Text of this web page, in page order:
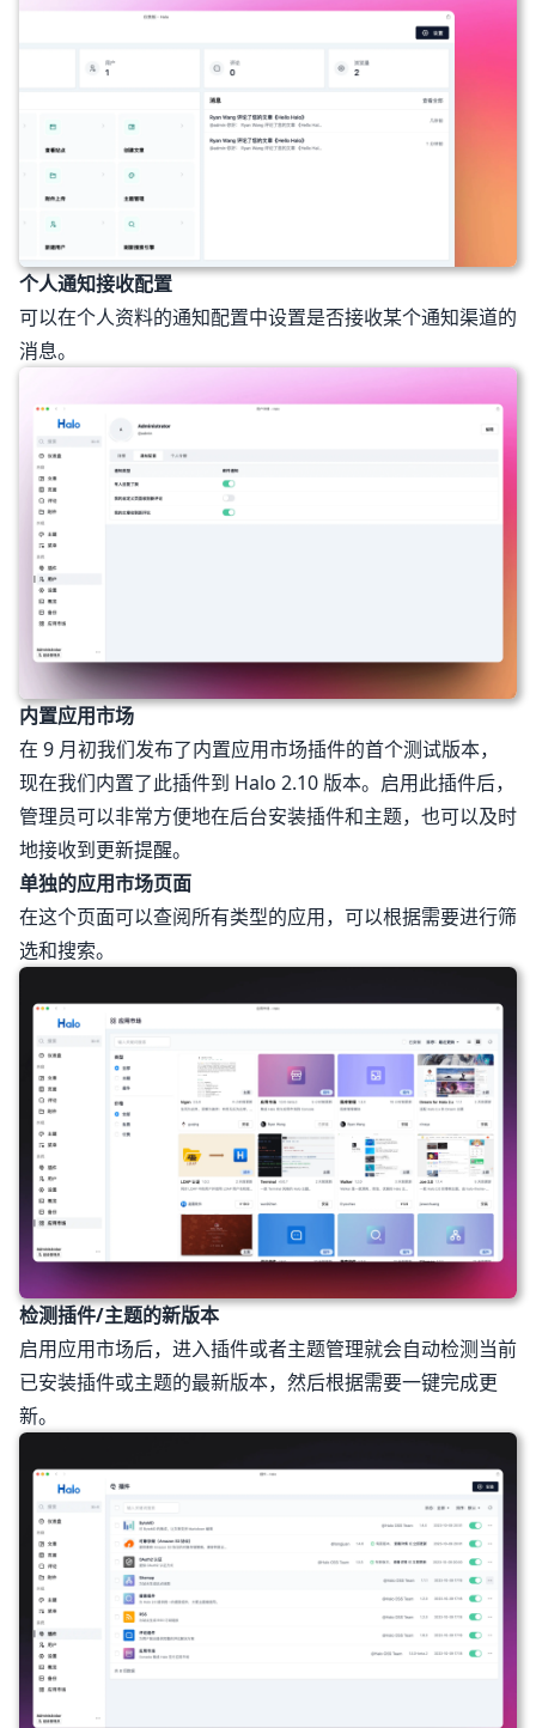
个人通知接收配置
可以在个人资料的通知配置中设置是否接收某个通知渠道的
消息。
内置应用市场
在 9 月初我们发布了内置应用市场插件的首个测试版本，
现在我们内置了此插件到 Halo 2.10 版本。启用此插件后，
管理员可以非常方便地在后台安装插件和主题，也可以及时
地接收到更新提醒。
单独的应用市场页面
在这个页面可以查阅所有类型的应用，可以根据需要进行筛
选和搜索。
检测插件/主题的新版本
启用应用市场后，进入插件或者主题管理就会自动检测当前
已安装插件或主题的最新版本，然后根据需要一键完成更
新。